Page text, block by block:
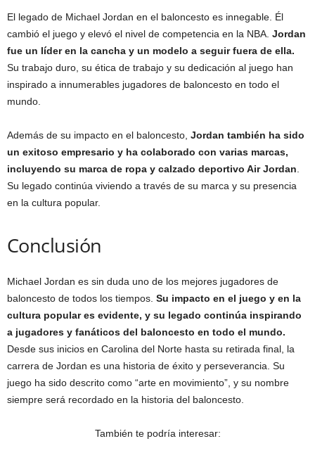
El legado de Michael Jordan en el baloncesto es innegable. Él
cambió el juego y elevó el nivel de competencia en la NBA. Jordan
fue un líder en la cancha y un modelo a seguir fuera de ella.
Su trabajo duro, su ética de trabajo y su dedicación al juego han
inspirado a innumerables jugadores de baloncesto en todo el
mundo.
Además de su impacto en el baloncesto, Jordan también ha sido
un exitoso empresario y ha colaborado con varias marcas,
incluyendo su marca de ropa y calzado deportivo Air Jordan
Su legado continúa viviendo a través de su marca y su presencia
en la cultura popular.
Conclusión
Michael Jordan es sin duda uno de los mejores jugadores de
baloncesto de todos los tiempos. Su impacto en el juego y en la
cultura popular es evidente, y su legado continúa inspirando
a jugadores y fanáticos del baloncesto en todo el mundo.
Desde sus inicios en Carolina del Norte hasta su retirada final, la
carrera de Jordan es una historia de éxito y perseverancia. Su
juego ha sido descrito como “arte en movimiento”, y su nombre
siempre será recordado en la historia del baloncesto.
También te podría interesar: